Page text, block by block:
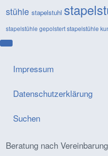
stühle stapelstuhl
stapelstühle gepolstertstapelstühle
Impressum
Datenschutzerklärung
Suchen
Beratung nach